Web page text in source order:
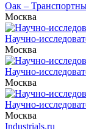
Оак –
Москва
Научно-
Москва
Научно-
Москва
Научно-
Москва
Industrials.ru